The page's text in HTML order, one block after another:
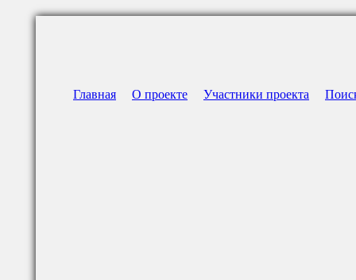
Главная О проекте Участники проекта